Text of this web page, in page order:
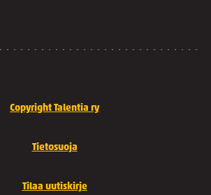
Copyright Talentia ry
Tietosuoja
Tilaa uutiskirje